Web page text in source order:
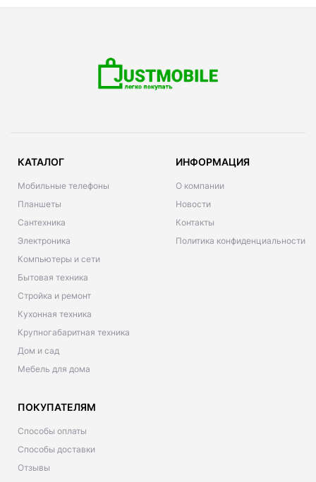
КАТАЛОГ
Мобильные телефоны
Планшеты
Сантехника
Электроника
Компьютеры и сети
Бытовая техника
Стройка и ремонт
Кухонная техника
Крупногабаритная техника
Дом и сад
Мебель для дома
ИНФОРМАЦИЯ
О компании
Новости
Контакты
Политика конфиденциальности
ПОКУПАТЕЛЯМ
Способы оплаты
Способы доставки
Отзывы